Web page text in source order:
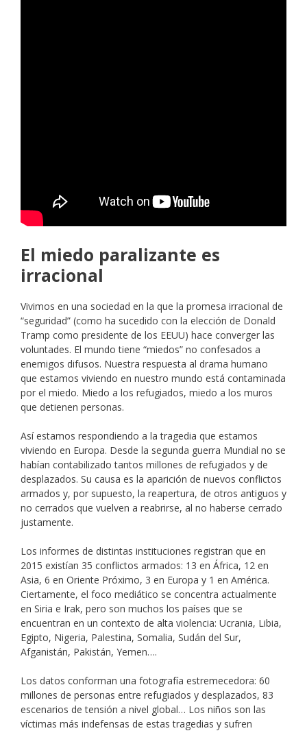
El miedo paralizante es
irracional
Vivimos en una sociedad en la que la promesa irracional de
“seguridad” (como ha sucedido con la elección de Donald
Tramp como presidente de los EEUU) hace converger las
voluntades. El mundo tiene “miedos” no confesados a
enemigos difusos. Nuestra respuesta al drama humano
que estamos viviendo en nuestro mundo está contaminada
por el miedo. Miedo a los refugiados, miedo a los muros
que detienen personas.
Así estamos respondiendo a la tragedia que estamos
viviendo en Europa. Desde la segunda guerra Mundial no se
habían contabilizado tantos millones de refugiados y de
desplazados. Su causa es la aparición de nuevos conflictos
armados y, por supuesto, la reapertura, de otros antiguos y
no cerrados que vuelven a reabrirse, al no haberse cerrado
justamente.
Los informes de distintas instituciones registran que en
2015 existían 35 conflictos armados: 13 en África, 12 en
Asia, 6 en Oriente Próximo, 3 en Europa y 1 en América.
Ciertamente, el foco mediático se concentra actualmente
en Siria e Irak, pero son muchos los países que se
encuentran en un contexto de alta violencia: Ucrania, Libia,
Egipto, Nigeria, Palestina, Somalia, Sudán del Sur,
Afganistán, Pakistán, Yemen….
Los datos conforman una fotografía estremecedora: 60
millones de personas entre refugiados y desplazados, 83
escenarios de tensión a nivel global… Los niños son las
víctimas más indefensas de estas tragedias y sufren